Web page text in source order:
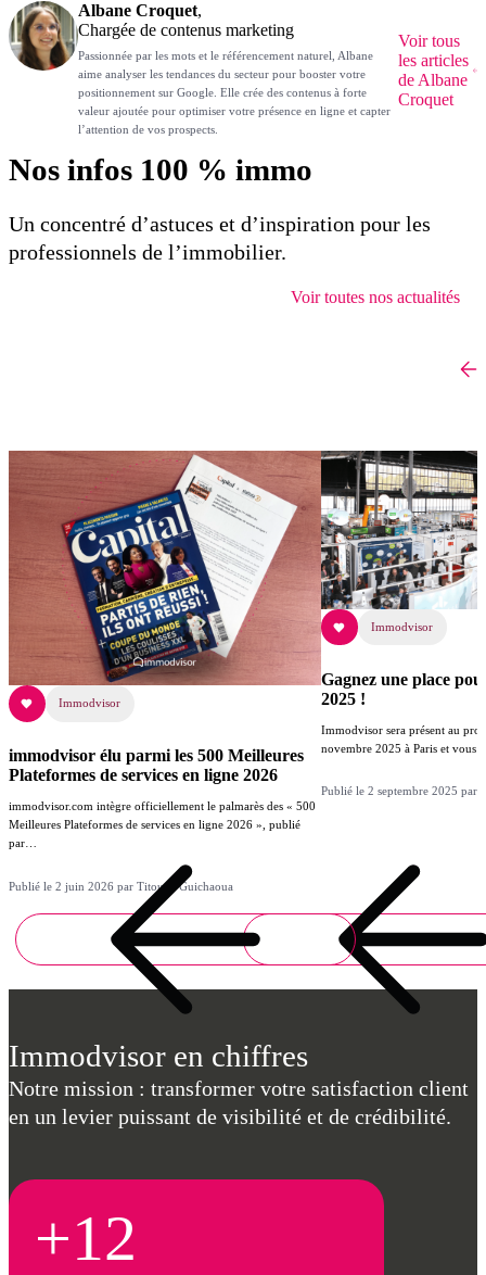
Albane Croquet,
Chargée de contenus marketing
Passionnée par les mots et le référencement naturel, Albane
aime analyser les tendances du secteur pour booster votre
positionnement sur Google. Elle crée des contenus à forte
valeur ajoutée pour optimiser votre présence en ligne et capter
l’attention de vos prospects.
Voir tous
les articles
de Albane
Croquet
Nos infos 100 % immo
Un concentré d’astuces et d’inspiration pour les
professionnels de l’immobilier.
Voir toutes nos actualités
Immodvisor
immodvisor élu parmi les 500 Meilleures
Plateformes de services en ligne 2026
immodvisor.com intègre officiellement le palmarès des « 500
Meilleures Plateformes de services en ligne 2026 », publié
par…
Publié le 2 juin 2026 par Titouan Guichaoua
Immodvisor
Gagnez une place
2025 !
Immodvisor sera présent au
novembre 2025 à Paris et vous
Publié le 2 septembre 2025 par
Immodvisor en chiffres
Notre mission : transformer votre satisfaction client
en un levier puissant de visibilité et de crédibilité.
+12